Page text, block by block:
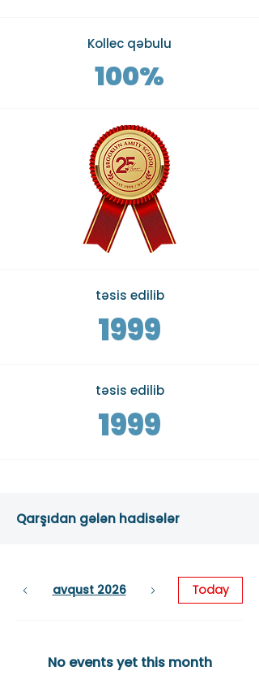
Kollec qəbulu
100%
təsis edilib
1999
təsis edilib
1999
Qarşıdan gələn hadisələr
avqust 2026 Today
No events yet this month